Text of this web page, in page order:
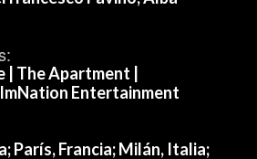
| The Apartment |
Entertainment
París, Francia; Milán, Italia;